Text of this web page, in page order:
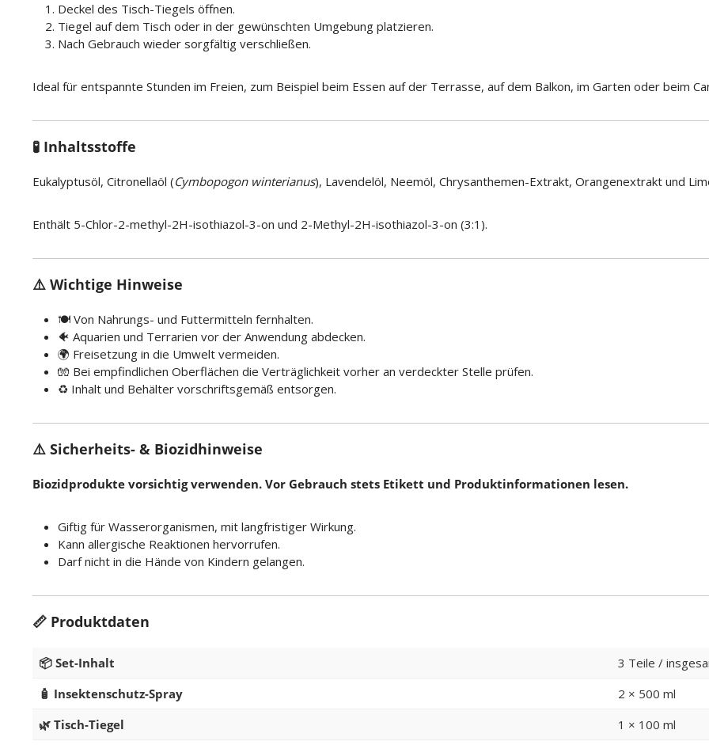
Deckel des Tisch-Tiegels öffnen.
Tiegel auf dem Tisch oder in der gewünschten Umgebung platzieren.
Nach Gebrauch wieder sorgfältig verschließen.
Ideal für entspannte Stunden im Freien, zum Beispiel beim Essen auf der Terrasse, auf dem Balkon, im Garten oder beim
🧪 Inhaltsstoffe
Eukalyptusöl, Citronellaöl (Cymbopogon winterianus), Lavendelöl, Neemöl, Chrysanthemen-Extrakt, Orangenextrakt und
Enthält 5-Chlor-2-methyl-2H-isothiazol-3-on und 2-Methyl-2H-isothiazol-3-on (3:1).
⚠️ Wichtige Hinweise
🍽️ Von Nahrungs- und Futtermitteln fernhalten.
🐠 Aquarien und Terrarien vor der Anwendung abdecken.
🌍 Freisetzung in die Umwelt vermeiden.
🧤 Bei empfindlichen Oberflächen die Verträglichkeit vorher an verdeckter Stelle prüfen.
♻️ Inhalt und Behälter vorschriftsgemäß entsorgen.
⚠️ Sicherheits- & Biozidhinweise
Biozidprodukte vorsichtig verwenden. Vor Gebrauch stets Etikett und Produktinformationen lesen.
Giftig für Wasserorganismen, mit langfristiger Wirkung.
Kann allergische Reaktionen hervorrufen.
Darf nicht in die Hände von Kindern gelangen.
📏 Produktdaten
📦 Set-Inhalt
3 Teile /
🧴 Insektenschutz-Spray
2 × 500 ml
🌿 Tisch-Tiegel
1 × 100 ml